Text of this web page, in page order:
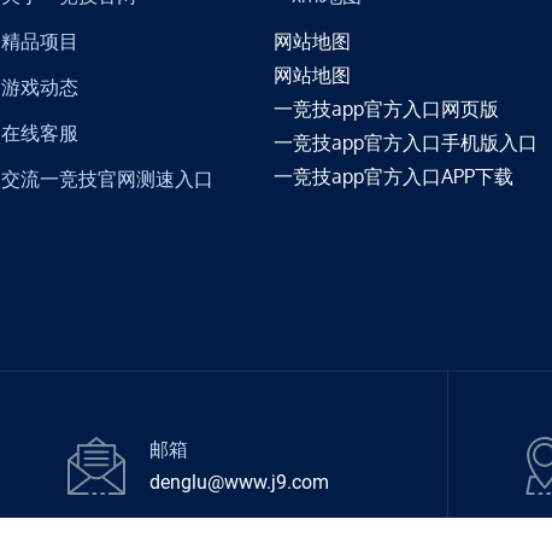
精品项目
游戏动态
在线客服
交流一竞技官网测速入口
网站地图
网站地图
一竞技app官方入口网页版
一竞技app官方入口手机版入口
一竞技app官方入口APP下载
邮箱
denglu@www.j9.com